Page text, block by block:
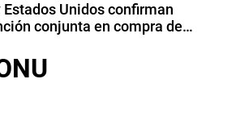
Estados Unidos confirman
conjunta en compra de